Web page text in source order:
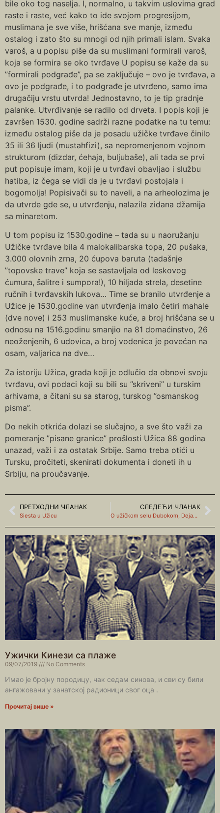
bile oko tog naselja. I, normalno, u takvim uslovima grad
raste i raste, već kako to ide svojom progresijom,
muslimana je sve više, hrišćana sve manje, između
ostalog i zato što su mnogi od njih primali islam. Svaka
varoš, a u popisu piše da su muslimani formirali varoš,
koja se formira se oko tvrđave U popisu se kaže da su
”formirali podgrađe”, pa se zaključuje – ovo je tvrđava, a
ovo je podgrađe, i to podgrađe je utvrđeno, samo ima
drugačiju vrstu utvrda! Jednostavno, to je tip gradnje
palanke. Utvrđivanje se radilo od drveta. I popis koji je
završen 1530. godine sadrži razne podatke na tu temu:
između ostalog piše da je posadu užičke tvrđave činilo
35 ili 36 ljudi (mustahfizi), sa nepromenjenom vojnom
strukturom (dizdar, ćehaja, buljubaše), ali tada se prvi
put popisuje imam, koji je u tvrđavi obavljao i službu
hatiba, iz čega se vidi da je u tvrđavi postojala i
bogomolja! Popisivači su to naveli, a na arheolozima je
da utvrde gde se, u utvrđenju, nalazila zidana džamija
sa minaretom.
U tom popisu iz 1530.godine – tada su u naoružanju
Užičke tvrđave bila 4 malokalibarska topa, 20 pušaka,
3.000 olovnih zrna, 20 ćupova baruta (tadašnje
”topovske trave” koja se sastavljala od leskovog
ćumura, šalitre i sumpora!), 10 hiljada strela, desetine
ručnih i tvrđavskih lukova… Time se branilo utvrđenje a
Užice je 1530.godine van utvrđenja imalo četiri mahale
(dve nove) i 253 muslimanske kuće, a broj hrišćana se u
odnosu na 1516.godinu smanjio na 81 domaćinstvo, 26
neoženjenih, 6 udovica, a broj vodenica je povećan na
osam, valjarica na dve…
Za istoriju Užica, grada koji je odlučio da obnovi svoju
tvrđavu, ovi podaci koji su bili su ”skriveni” u turskim
arhivama, a čitani su sa starog, turskog ”osmanskog
pisma”.
Do nekih otkrića dolazi se slučajno, a sve što važi za
pomeranje ”pisane granice” prošlosti Užica 88 godina
unazad, važi i za ostatak Srbije. Samo treba otići u
Tursku, pročiteti, skenirati dokumenta i doneti ih u
Srbiju, na proučavanje.
ПРЕТХОДНИ ЧЛАНАК
Siesta u Užicu
СЛЕДЕЋИ ЧЛАНАК
O užičkom selu Dubokom, Dejanovo sećanje, vrtlog uspomena
Ужички Кинези са плаже
09/07/2019 No Comments
Имао је бројну породицу, чак седам синова, и сви су били
ангажовани у занатској радионици свог оца .
Прочитај више »